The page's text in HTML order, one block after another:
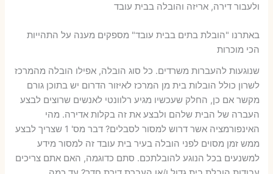
ולעבור דירה, אריזה והובלה בבית עובד
באתרנו "הובלת בתים בבית עובד" מספקים מענה על התהייות
הכי מוכרות
שנוגעות להעברות משרדים. כל סוג הובלה, אפילו הובלה מהמרכז
לשרון כולל הובלות בית מן המרכז לאיזור הדרום יש בתוכן גורם
מקשר אם כן, החלק שעכשיו מגיע רלוונטי לאנשים שרוצים לבצע
העברה של הבית שלהם ולבצע את זה בקלות אדירה. מהי
האינפורמציה אשר דרוש למסור לסבלים? דבר מס' 1 שצריך לבצע
ממש זמן מסוים לפני הובלה בעיר בית עובד זה למסור מידע
למשנעים בכל הנוגע להובלתכם. סתם כדוגמה, האם אתם צריכים